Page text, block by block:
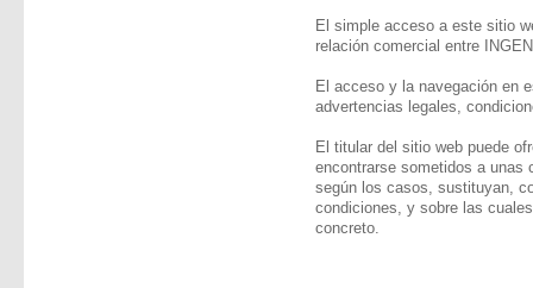
El simple acceso a este sitio
relación comercial entre
El acceso y la navegación en
advertencias legales,
El titular del sitio web puede
encontrarse sometidos a unas
según los casos, sustituyan,
condiciones, y sobre las
concreto.